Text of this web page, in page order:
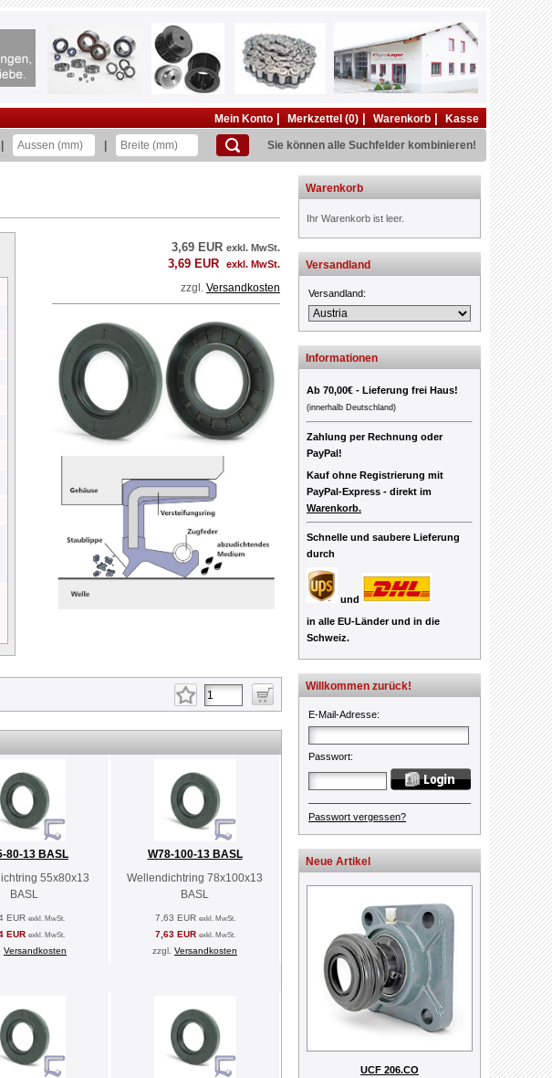
Mein Konto Merkzettel (0) Warenkorb Kasse
Sie können alle Suchfelder kombinieren!
3,69 EUR exkl. MwSt.
3,69 EUR exkl. MwSt.
zzgl. Versandkosten
80-13 BASL
55x80x13
BASL
EUR exkl. MwSt.
EUR exkl. MwSt.
Versandkosten
W78-100-13 BASL
Wellendichtring 78x100x13
BASL
7,63 EUR exkl. MwSt.
7,63 EUR exkl. MwSt.
zzgl. Versandkosten
Warenkorb
Ihr Warenkorb ist leer.
Versandland
Versandland:
Informationen
Ab 70,00€ - Lieferung frei Haus!
(innerhalb Deutschland)
Zahlung per Rechnung oder
PayPal!
Kauf ohne Registrierung mit
PayPal-Express - direkt im
Warenkorb.
Schnelle und saubere Lieferung
durch
und
in alle EU-Länder und in die
Schweiz.
Willkommen zurück!
E-Mail-Adresse:
Passwort:
Passwort vergessen?
Neue Artikel
UCF 206.CO